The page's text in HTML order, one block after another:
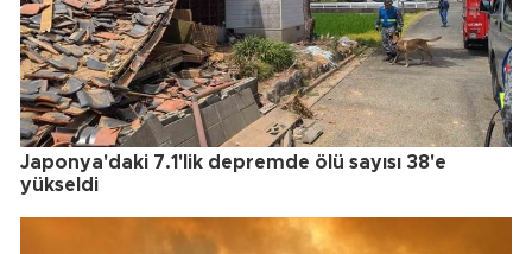
Japonya'daki 7.1'lik depremde ölü sayısı 38'e
yükseldi